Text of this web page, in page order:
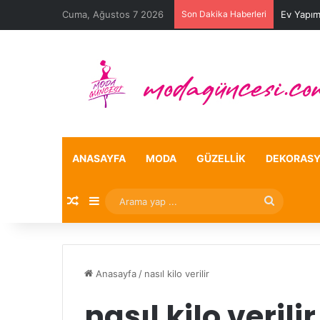
Cuma, Ağustos 7 2026 Son Dakika Haberleri Ev
ANASAYFA MODA GÜZELLIK
Rastgele Makale
Kenar Bölmesi
Arama
yap
Anasayfa / nasıl kilo verilir